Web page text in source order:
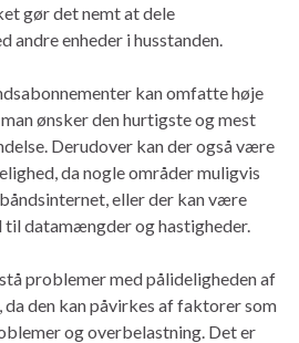
gør det nemt at dele
andre enheder i husstanden.
kan omfatte høje
ønsker den hurtigste og mest
Derudover kan der også være
da nogle områder muligvis
eller der kan være
datamængder og hastigheder.
problemer med pålideligheden af
den kan påvirkes af faktorer som
og overbelastning. Det er